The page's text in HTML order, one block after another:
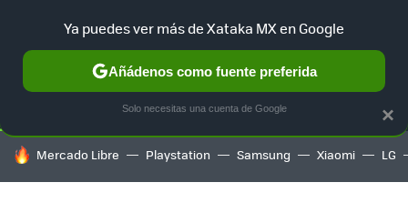
SELECCIÓN GAMING HOME AUTO TERRITORIO
HOY SE HABLA DE
Mercado Libre Playstation Samsung Xiaomi LG
×
Ya puedes ver más de Xataka MX en Google
Añádenos como fuente preferida
Solo necesitas una cuenta de Google